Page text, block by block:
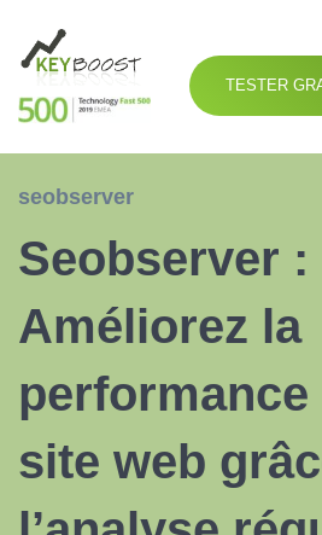
TESTER
seobserver
Seobserver :
Améliorez la
performance
site web